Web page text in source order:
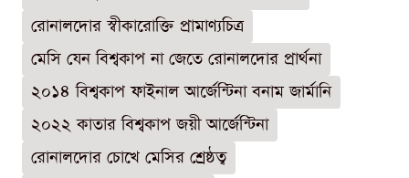
রোনালদোর স্বীকারোক্তি প্রামাণ্যচিত্র
মেসি যেন বিশ্বকাপ না জেতে রোনালদোর প্রার্থনা
২০১৪ বিশ্বকাপ ফাইনাল আর্জেন্টিনা বনাম জার্মানি
২০২২ কাতার বিশ্বকাপ জয়ী আর্জেন্টিনা
রোনালদোর চোখে মেসির শ্রেষ্ঠত্ব